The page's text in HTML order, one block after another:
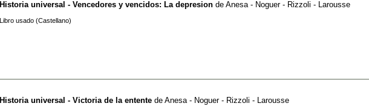
Historia universal - Vencedores y vencidos: La depresion de Anesa - Noguer - Rizzoli - Larousse
Libro usado (Castellano)
Historia universal - Victoria de la entente de Anesa - Noguer - Rizzoli - Larousse